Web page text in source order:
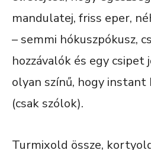
mandulatej, friss eper,
– semmi hókuszpókusz,
hozzávalók és egy csipet
olyan színű, hogy
(csak szólok).
Turmixold össze,